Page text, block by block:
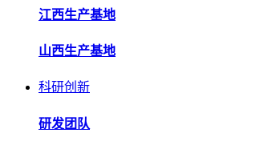
江西生产基地
山西生产基地
科研创新
研发团队